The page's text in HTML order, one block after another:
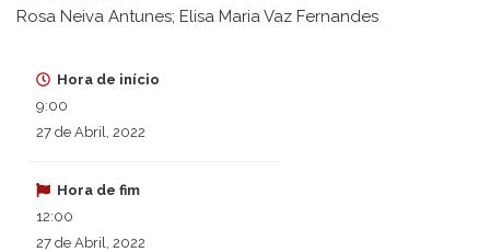
Rosa Neiva Antunes; Elisa Maria Vaz Fernandes
Hora de início
9:00
27 de Abril, 2022
Hora de fim
12:00
27 de Abril, 2022